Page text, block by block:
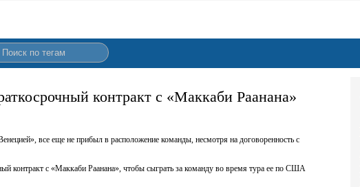
контракт с «Маккаби Раанана»
все еще не прибыл в расположение команды, несмотря на договоренность с
контракт с «Маккаби Раанана», чтобы сыграть за команду во время тура ее по США